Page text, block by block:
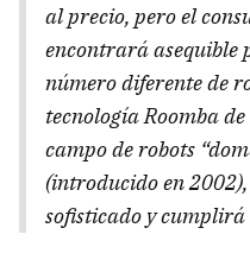
al precio, pero el
encontrará asequible
número diferente de
tecnología Roomba
campo de robots
(introducido en
sofisticado y